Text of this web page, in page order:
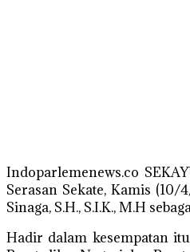
Indoparlemenews.co
Serasan Sekate, Kamis
Sinaga, S.H., S.I.K., M.H
Hadir dalam kesempatan